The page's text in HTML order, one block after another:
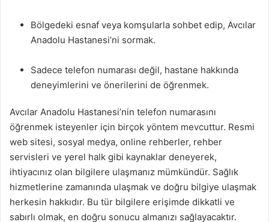
Bölgedeki esnaf veya komşularla sohbet edip, Avcılar
Anadolu Hastanesi’ni sormak.
Sadece telefon numarası değil, hastane hakkında
deneyimlerini ve önerilerini de öğrenmek.
Avcılar Anadolu Hastanesi’nin telefon numarasını
öğrenmek isteyenler için birçok yöntem mevcuttur. Resmi
web sitesi, sosyal medya, online rehberler, rehber
servisleri ve yerel halk gibi kaynaklar deneyerek,
ihtiyacınız olan bilgilere ulaşmanız mümkündür. Sağlık
hizmetlerine zamanında ulaşmak ve doğru bilgiye ulaşmak
herkesin hakkıdır. Bu tür bilgilere erişimde dikkatli ve
sabırlı olmak, en doğru sonucu almanızı sağlayacaktır.